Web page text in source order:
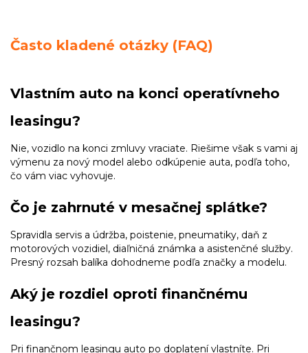
Často kladené otázky (FAQ)
Vlastním auto na konci operatívneho
leasingu?
Nie, vozidlo na konci zmluvy vraciate. Riešime však s vami aj
výmenu za nový model alebo odkúpenie auta, podľa toho,
čo vám viac vyhovuje.
Čo je zahrnuté v mesačnej splátke?
Spravidla servis a údržba, poistenie, pneumatiky, daň z
motorových vozidiel, diaľničná známka a asistenčné služby.
Presný rozsah balíka dohodneme podľa značky a modelu.
Aký je rozdiel oproti finančnému
leasingu?
Pri finančnom leasingu auto po doplatení vlastníte. Pri